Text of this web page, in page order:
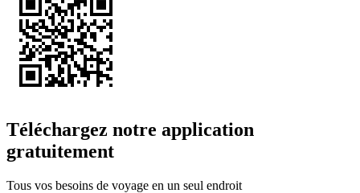
Téléchargez notre application
gratuitement
Tous vos besoins de voyage en un seul endroit